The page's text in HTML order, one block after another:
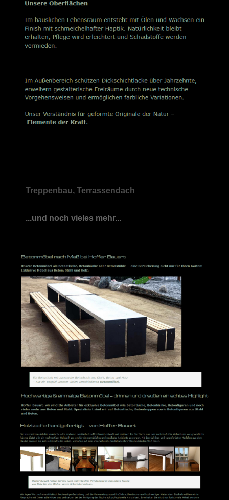
Treppenbau, Terrassendach
...und noch vieles mehr...